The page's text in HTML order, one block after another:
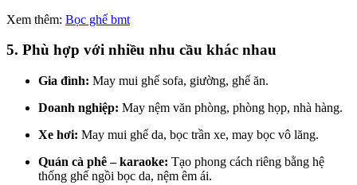
Xem thêm: Bọc ghế bmt
5. Phù hợp với nhiều nhu cầu khác nhau
Gia đình: May mui ghế sofa, giường, ghế ăn.
Doanh nghiệp: May nệm văn phòng, phòng họp, nhà hàng.
Xe hơi: May mui ghế da, bọc trần xe, may bọc vô lăng.
Quán cà phê – karaoke: Tạo phong cách riêng bằng hệ
thống ghế ngồi bọc da, nệm êm ái.